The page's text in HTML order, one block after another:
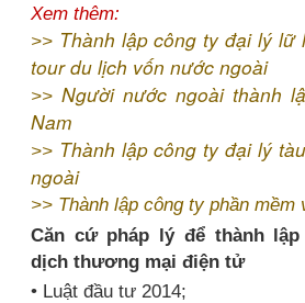
Xem thêm:
>> Thành lập công ty đại lý lữ
tour du lịch vốn nước ngoài
>> Người nước ngoài thành
Nam
>> Thành lập công ty đại lý
ngoài
>> Thành lập công ty phần
Căn cứ pháp lý để thành
dịch thương mại điện tử
• Luật đầu tư 2014;